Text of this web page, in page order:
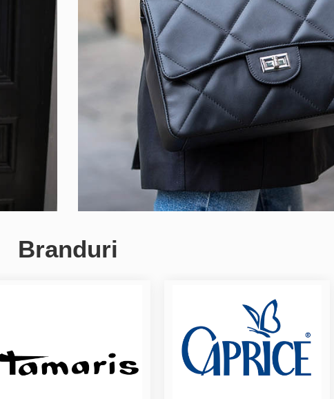
Branduri